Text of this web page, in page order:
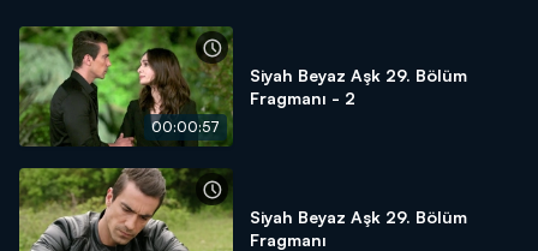
00:00:57
Siyah Beyaz Aşk 29. Bölüm
Fragmanı - 2
Siyah Beyaz Aşk 29. Bölüm
Fragmanı